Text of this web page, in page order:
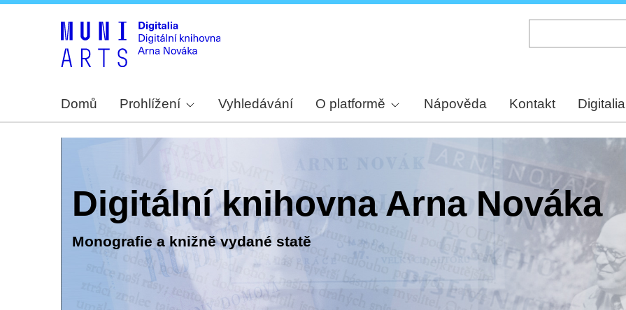
Domů Prohlížení Vyhledávání O platformě Nápověda Kontakt Digitalia
Digitální knihovna Arna Nováka
Monografie a knižně vydané statě